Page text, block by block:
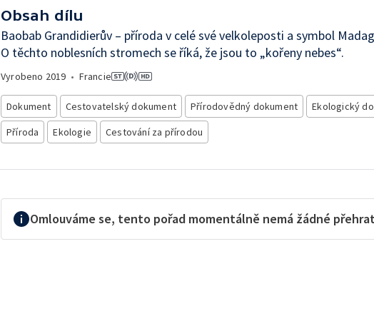
Obsah dílu
Baobab Grandidierův – příroda v celé své velkoleposti a symbol
O těchto noblesních stromech se říká, že jsou to „kořeny nebes“.
Vyrobeno 2019 • Francie
Dokument Cestovatelský dokument Přírodovědný dokument
Ekologický
Příroda
Ekologie Cestování za přírodou
Omlouváme se, tento pořad momentálně nemá žádné